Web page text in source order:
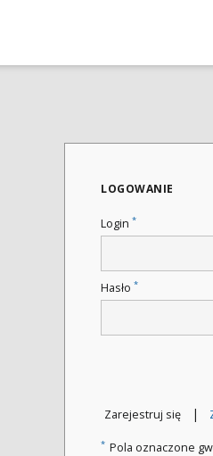
LOGOWANIE
Login *
Hasło *
Zarejestruj się |
* Pola oznaczone